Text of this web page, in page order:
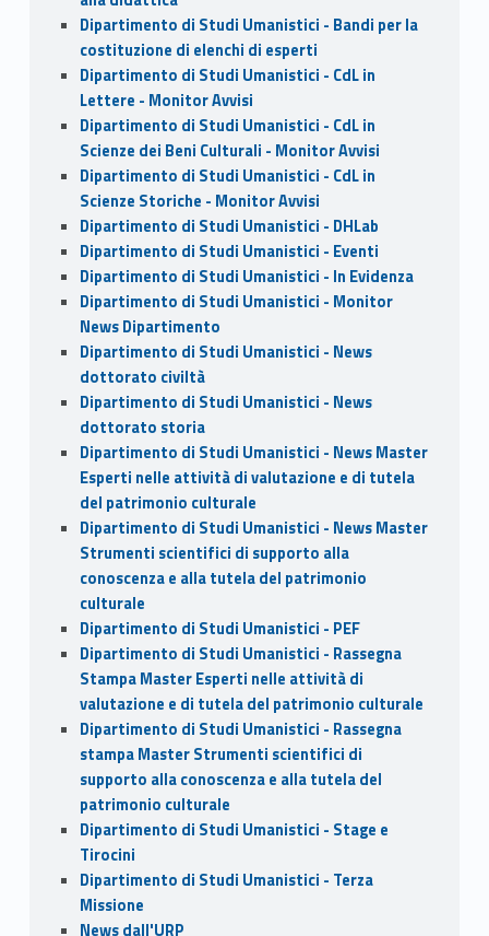
Dipartimento di Studi Umanistici - Bandi per la
costituzione di elenchi di esperti
Dipartimento di Studi Umanistici - CdL in
Lettere - Monitor Avvisi
Dipartimento di Studi Umanistici - CdL in
Scienze dei Beni Culturali - Monitor Avvisi
Dipartimento di Studi Umanistici - CdL in
Scienze Storiche - Monitor Avvisi
Dipartimento di Studi Umanistici - DHLab
Dipartimento di Studi Umanistici - Eventi
Dipartimento di Studi Umanistici - In Evidenza
Dipartimento di Studi Umanistici - Monitor
News Dipartimento
Dipartimento di Studi Umanistici - News
dottorato civiltà
Dipartimento di Studi Umanistici - News
dottorato storia
Dipartimento di Studi Umanistici - News Master
Esperti nelle attività di valutazione e di tutela
del patrimonio culturale
Dipartimento di Studi Umanistici - News Master
Strumenti scientifici di supporto alla
conoscenza e alla tutela del patrimonio
culturale
Dipartimento di Studi Umanistici - PEF
Dipartimento di Studi Umanistici - Rassegna
Stampa Master Esperti nelle attività di
valutazione e di tutela del patrimonio culturale
Dipartimento di Studi Umanistici - Rassegna
stampa Master Strumenti scientifici di
supporto alla conoscenza e alla tutela del
patrimonio culturale
Dipartimento di Studi Umanistici - Stage e
Tirocini
Dipartimento di Studi Umanistici - Terza
Missione
News dall'URP